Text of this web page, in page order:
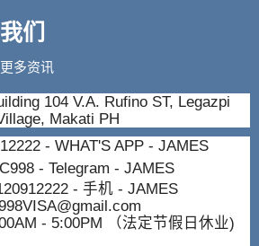
们
多资讯
104 V.A. Rufino ST, Legazpi
Makati PH
- WHAT'S APP - JAMES
- Telegram - JAMES
- 手机 - JAMES
- 5:00PM （法定节假日休业)